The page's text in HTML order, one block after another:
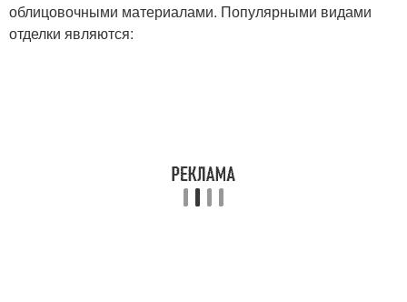
облицовочными материалами. Популярными видами
отделки являются: